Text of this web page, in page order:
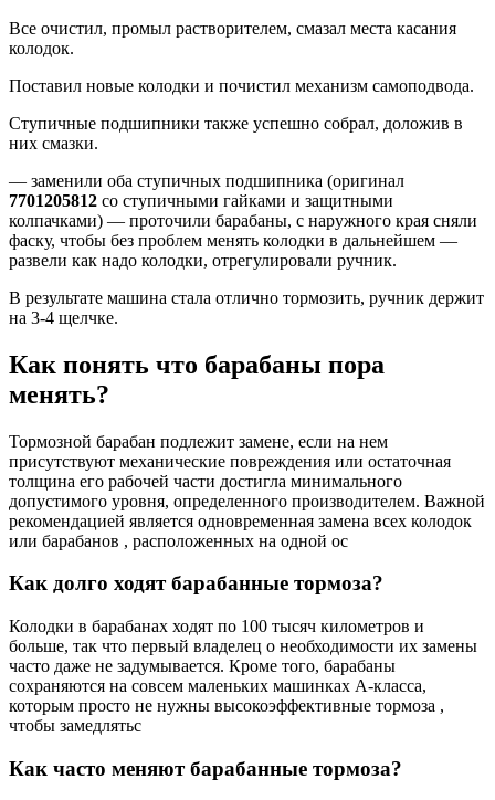
Все очистил, промыл растворителем, смазал места касания
колодок.
Поставил новые колодки и почистил механизм самоподвода.
Ступичные подшипники также успешно собрал, доложив в
них смазки.
— заменили оба ступичных подшипника (оригинал
7701205812 со ступичными гайками и защитными
колпачками) — проточили барабаны, с наружного края сняли
фаску, чтобы без проблем менять колодки в дальнейшем —
развели как надо колодки, отрегулировали ручник.
В результате машина стала отлично тормозить, ручник держит
на 3-4 щелчке.
Как понять что барабаны пора
менять?
Тормозной барабан подлежит замене, если на нем
присутствуют механические повреждения или остаточная
толщина его рабочей части достигла минимального
допустимого уровня, определенного производителем. Важной
рекомендацией является одновременная замена всех колодок
или барабанов , расположенных на одной ос
Как долго ходят барабанные тормоза?
Колодки в барабанах ходят по 100 тысяч километров и
больше, так что первый владелец о необходимости их замены
часто даже не задумывается. Кроме того, барабаны
сохраняются на совсем маленьких машинках А-класса,
которым просто не нужны высокоэффективные тормоза ,
чтобы замедлятьс
Как часто меняют барабанные тормоза?